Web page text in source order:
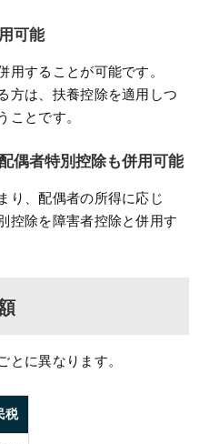
可能
用することが可能です。
方は、扶養控除を適用しつ
ことです。
偶者特別控除も併用可能
り、配偶者の所得に応じ
控除を障害者控除と併用す
とに異なります。
税